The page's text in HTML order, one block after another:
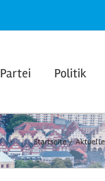
Partei Politik
Startseite